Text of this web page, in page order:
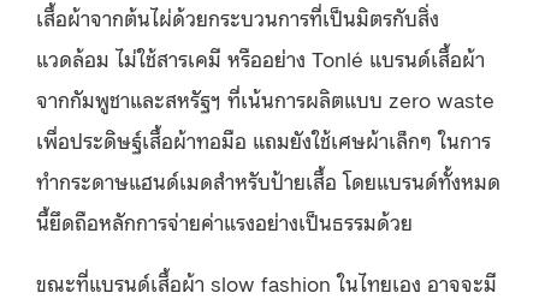
เสื้อผ้าจากต้นไผ่ด้วยกระบวนการที่เป็นมิตรกับสิ่ง
แวดล้อม ไม่ใช้สารเคมี หรืออย่าง Tonlé แบรนด์เสื้อผ้า
จากกัมพูชาและสหรัฐฯ​ ที่เน้นการผลิตแบบ zero waste
เพื่อประดิษฐ์เสื้อผ้าทอมือ แถมยังใช้เศษผ้าเล็กๆ ในการ
ทำกระดาษแฮนด์เมดสำหรับป้ายเสื้อ โดยแบรนด์ทั้งหมด
นี้ยึดถือหลักการจ่ายค่าแรงอย่างเป็นธรรมด้วย
ขณะที่แบรนด์เสื้อผ้า slow fashion ในไทยเอง อาจจะมี